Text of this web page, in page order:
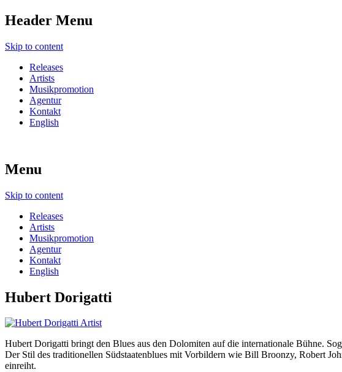
Header Menu
Skip to content
Releases
Artists
Musikpromotion
Agentur
Kontakt
English
Menu
Skip to content
Releases
Artists
Musikpromotion
Agentur
Kontakt
English
Hubert Dorigatti
Hubert Dorigatti bringt den Blues aus den Dolomiten auf die internationale Bühne.
Der Stil des traditionellen Südstaatenblues mit Vorbildern wie Bill Broonzy, Robert
einreiht.